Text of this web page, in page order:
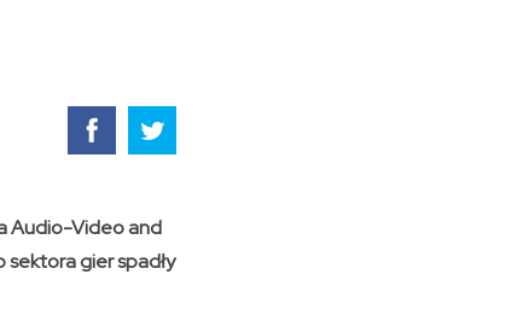
Audio-Video and
sektora gier spadły